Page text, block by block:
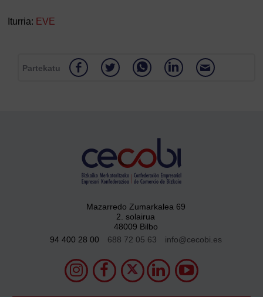
Iturria: EVE
Partekatu
Mazarredo Zumarkalea 69
2. solairua
48009 Bilbo
94 400 28 00
688 72 05 63 info@cecobi.es